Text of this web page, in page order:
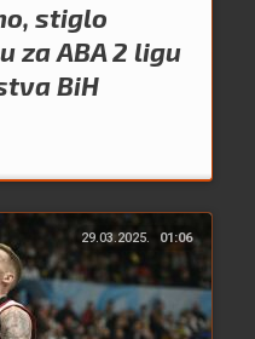
stiglo
za ABA 2 ligu
BiH
29.03.2025. 01:06